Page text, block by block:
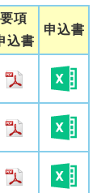
要項
込書
申込書